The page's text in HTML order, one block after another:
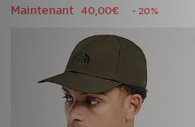
Maintenant 40,00€ - 20%